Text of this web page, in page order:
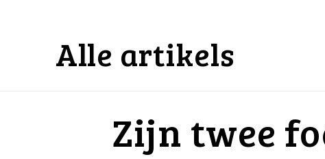
Alle artikels
Zijn twee